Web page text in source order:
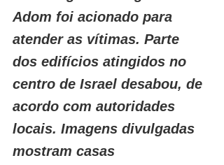
Adom foi acionado para
atender as vítimas. Parte
dos edifícios atingidos no
centro de Israel desabou, de
acordo com autoridades
locais. Imagens divulgadas
mostram casas